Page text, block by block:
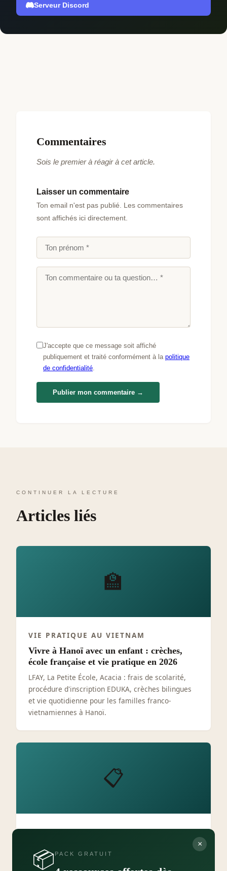
Serveur Discord
Commentaires
Sois le premier à réagir à cet article.
Laisser un commentaire
Ton email n'est pas publié. Les commentaires
sont affichés ici directement.
J'accepte que ce message soit affiché
publiquement et traité conformément à la politique
de confidentialité.
Publier mon commentaire →
CONTINUER LA LECTURE
Articles liés
🏫
VIE PRATIQUE AU VIETNAM
Vivre à Hanoï avec un enfant : crèches,
école française et vie pratique en 2026
LFAY, La Petite École, Acacia : frais de scolarité,
procédure d'inscription EDUKA, crèches bilingues
et vie quotidienne pour les familles franco-
vietnamiennes à Hanoï.
📋
VIE PRATIQUE AU VIETNAM
Apostille au Vietnam dès le 11 septembre
2026 : ce qui change pour les Français
×
📦 PACK GRATUIT